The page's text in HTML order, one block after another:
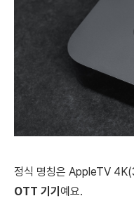
정식 명칭은 AppleTV
OTT 기기 예요.